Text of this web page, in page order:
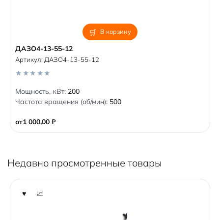
В корзину
ДАЗО4-13-55-12
от1 000,00 ₽
Артикул: ДАЗО4-13-55-12
0
o
u
f
5
Мощность, кВт: 200
Частота вращения (об/мин): 500
Недавно просмотренные товары